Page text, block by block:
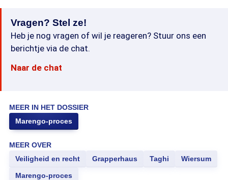
Vragen? Stel ze!
Heb je nog vragen of wil je reageren? Stuur ons een
berichtje via de chat.
Naar de chat
MEER IN HET DOSSIER
Marengo-proces
MEER OVER
Veiligheid en recht
Grapperhaus Taghi Wiersum
Marengo-proces